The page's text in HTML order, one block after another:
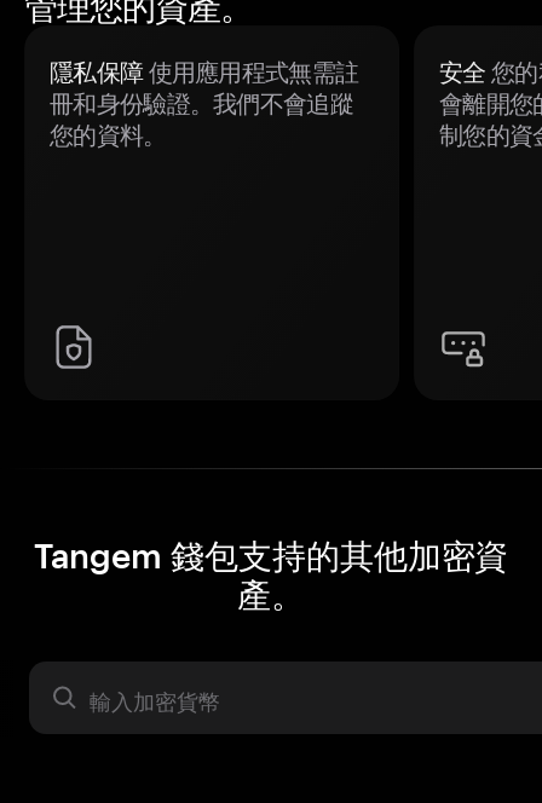
隱私保障使用應用程式無需註
冊和身份驗證。我們不會追蹤
您的資料。
安全 您
會離開您
制您的資
Tangem 錢包支持的其他加密資
產。
資產